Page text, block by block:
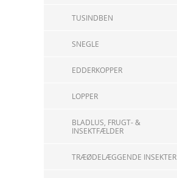
TUSINDBEN
SNEGLE
EDDERKOPPER
LOPPER
BLADLUS, FRUGT- &
INSEKTFÆLDER
TRÆØDELÆGGENDE INSEKTER